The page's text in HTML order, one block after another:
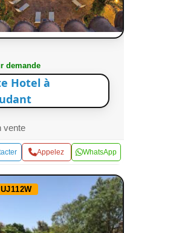
demande
Hotel à
vente
Appelez WhatsApp